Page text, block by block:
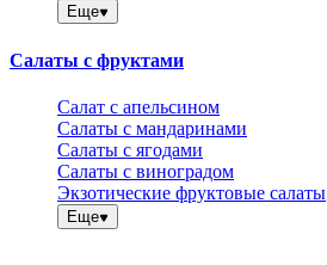
Еще
Салаты с фруктами
Салат с апельсином
Салаты с мандаринами
Салаты с ягодами
Салаты с виноградом
Экзотические фруктовые салаты
Еще